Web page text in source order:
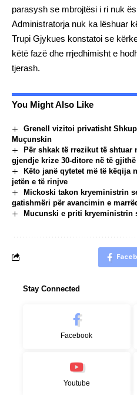
parasysh se mbrojtësi i ri nuk
Administratorja nuk ka lëshuar
Trupi Gjykues konstatoi se
këtë fazë dhe rrjedhimisht e
tjerash.
You Might Also Like
Grenell vizitoi privatisht
Muçunskin
Për shkak të rrezikut të shtuar
gjendje krize 30-ditore në të
Këto janë qytetet më të këqija
jetën e të rinjve
Mickoski takon kryeministrin
gatishmëri për avancimin e
Mucunski e priti kryeministrin
Stay Connected
Facebook
Youtube